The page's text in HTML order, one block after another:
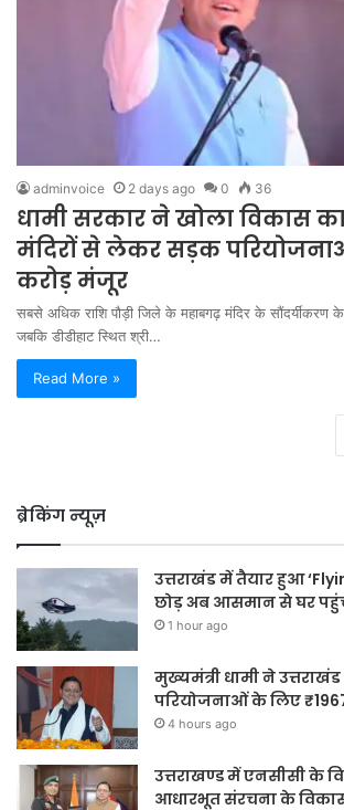
adminvoice 2 days ago 0 36
धामी सरकार ने खोला विकास
मंदिरों से लेकर सड़क
करोड़ मंजूर
सबसे अधिक राशि पौड़ी जिले के महाबगढ़ मंदिर के सौंदर्यीकरण
जबकि डीडीहाट स्थित श्री…
Read More »
ब्रेकिंग न्यूज़
उत्तराखंड में तैयार हुआ
छोड़ अब आसमान से घर
1 hour ago
मुख्यमंत्री धामी ने
परियोजनाओं के लिए
4 hours ago
उत्तराखण्ड में एनसीसी के
आधारभूत संरचना के